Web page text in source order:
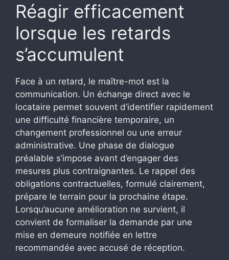
Réagir efficacement
lorsque les retards
s’accumulent
Face à un retard, le maître-mot est la
communication. Un échange direct avec le
locataire permet souvent d’identifier rapidement
une difficulté financière temporaire, un
changement professionnel ou une erreur
administrative. Une phase de dialogue
préalable s’impose avant d’engager des
mesures plus contraignantes. Le rappel des
obligations contractuelles, formulé clairement,
prépare le terrain pour la prochaine étape.
Lorsqu’aucune amélioration ne survient, il
convient de formaliser la demande par une
mise en demeure notifiée en lettre
recommandée avec accusé de réception.